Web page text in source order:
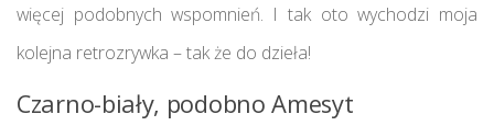
więcej podobnych wspomnień. I tak oto wychodzi moja
kolejna retrozrywka – tak że do dzieła!
Czarno-biały, podobno Amesyt